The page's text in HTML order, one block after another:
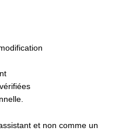
et non comme un